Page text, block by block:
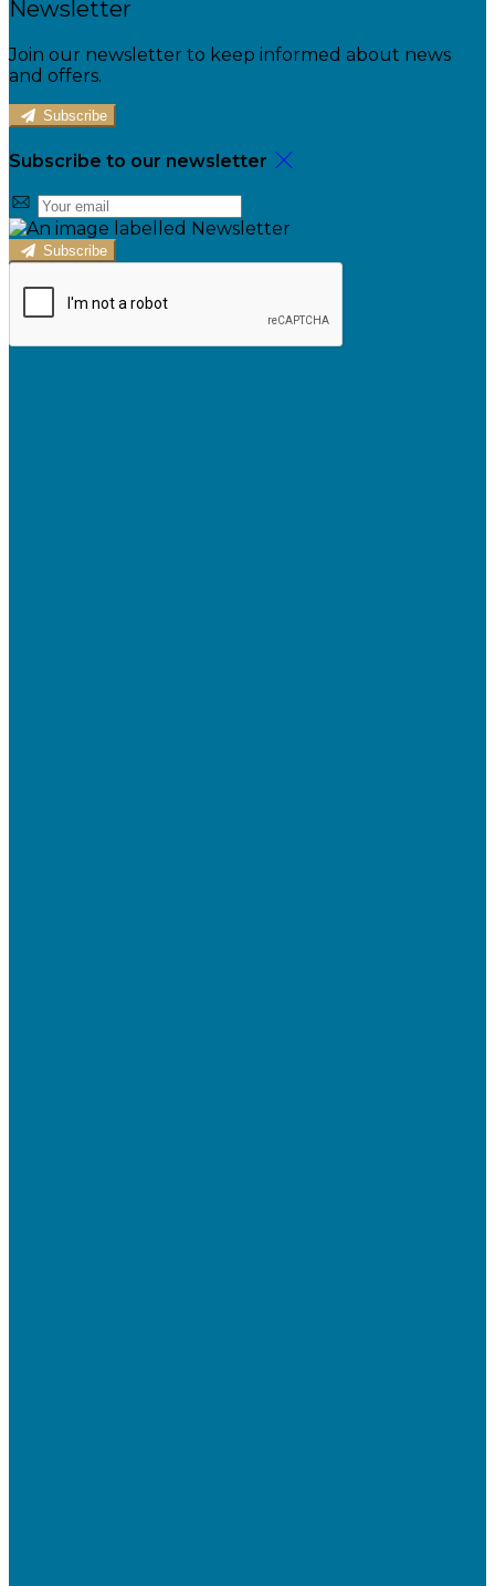
Newsletter
Join our newsletter to keep informed about news
and offers.
Subscribe
Subscribe to our newsletter
Subscribe